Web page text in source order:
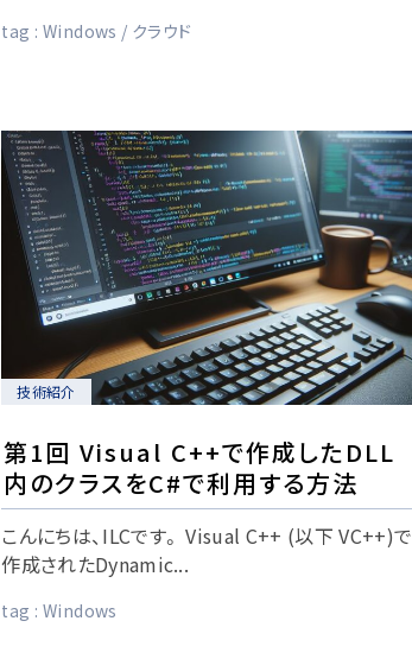
tag : Windows クラウド
技術紹介
第1回 Visual C++で作成したDLL
内のクラスをC#で利用する方法
こんにちは、ILCです。 Visual C++ (以下 VC++)で
作成されたDynamic...
tag : Windows